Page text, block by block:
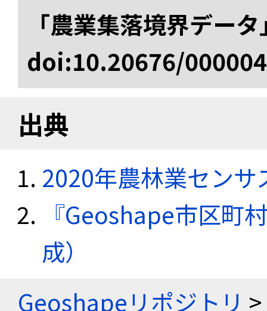
「農業集落境界デー
doi:10.20676/
出典
2020年農林業セン
『Geoshape市区町
成）
Geoshapeリポジトリ >